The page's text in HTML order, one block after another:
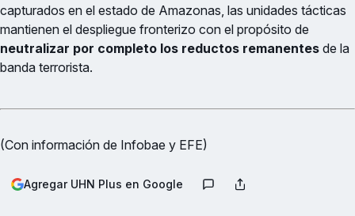
capturados en el estado de Amazonas, las unidades tácticas
mantienen el despliegue fronterizo con el propósito de
neutralizar por completo los reductos remanentes de la
banda terrorista.
(Con información de Infobae y EFE)
Agregar UHN Plus en Google